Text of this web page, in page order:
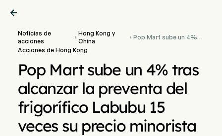

Noticias de
acciones

Hong Kong y
China
 Pop Mart sube un 4%
precio minorista
Acciones de Hong Kong
Pop Mart sube un 4% tras
alcanzar la preventa del
frigorífico Labubu 15
veces su precio minorista